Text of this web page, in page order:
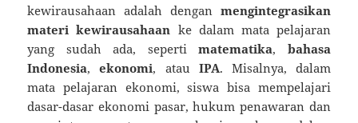
kewirausahaan adalah dengan mengintegrasikan
materi kewirausahaan ke dalam mata pelajaran
yang sudah ada, sepertimatematika, bahasa
Indonesia,ekonomi, atau IPA. Misalnya, dalam
mata pelajaran ekonomi, siswa bisa mempelajari
dasar-dasar ekonomi pasar, hukum penawaran dan